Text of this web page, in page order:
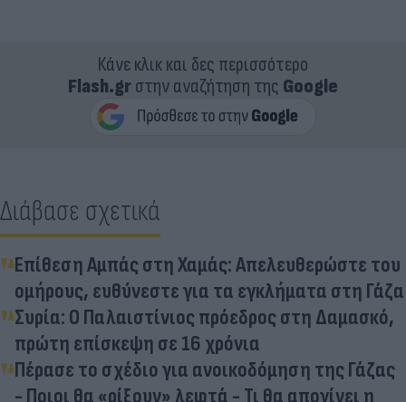
Κάνε κλικ και δες περισσότερο
Flash.grστην αναζήτηση της Google
Διάβασε σχετικά
Επίθεση Αμπάς στη Χαμάς: Απελευθερώστε του
ομήρους, ευθύνεστε για τα εγκλήματα στη Γάζα
Συρία: Ο Παλαιστίνιος πρόεδρος στη Δαμασκό,
πρώτη επίσκεψη σε 16 χρόνια
Πέρασε το σχέδιο για ανοικοδόμηση της Γάζας
- Ποιοι θα «ρίξουν» λεφτά - Τι θα απογίνει η